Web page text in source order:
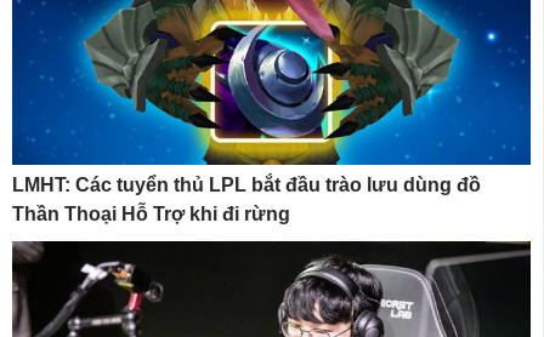
LMHT: Các tuyển thủ LPL bắt đầu trào lưu dùng đồ
Thần Thoại Hỗ Trợ khi đi rừng